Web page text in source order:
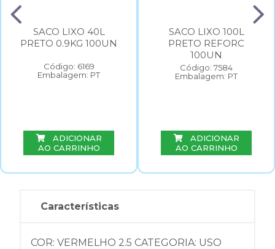
SACO LIXO 40L
PRETO 0.9KG 100UN
Código: 6169
Embalagem: PT
ADICIONAR
AO CARRINHO
SACO LIXO 100L
PRETO REFORC
100UN
Código: 7584
Embalagem: PT
ADICIONAR
AO CARRINHO
Características
COR: VERMELHO 2.5 CATEGORIA: USO